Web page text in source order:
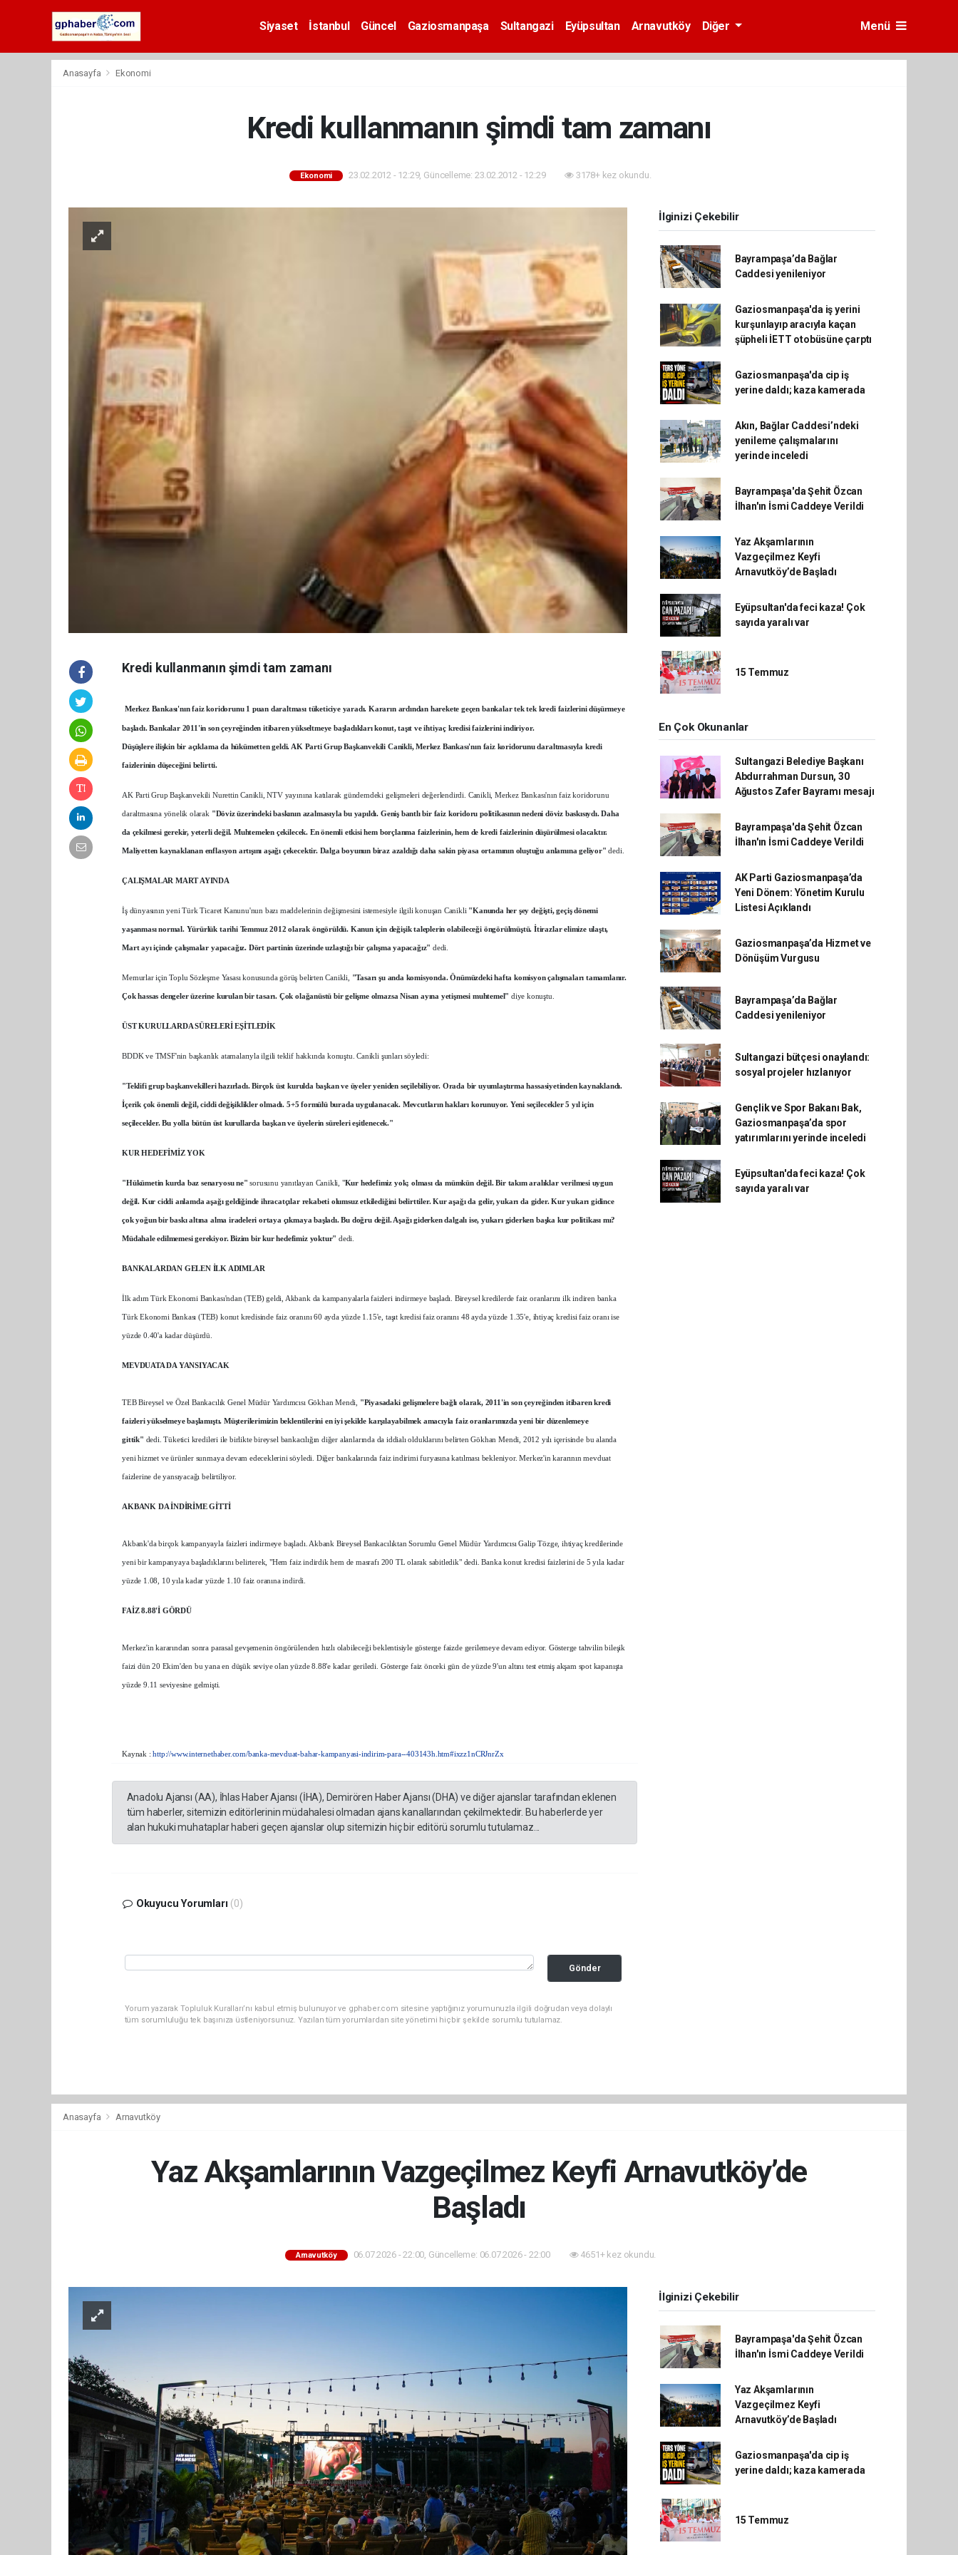
Siyaset İstanbul Güncel Gaziosmanpaşa Sultangazi Eyüpsultan Arnavutköy Diğer Menü
Anasayfa Ekonomi
Kredi kullanmanın şimdi tam zamanı
Ekonomi 23.02.2012 - 12:29, Güncelleme: 23.02.2012 - 12:29 3178+ kez okundu.
Kredi kullanmanın şimdi tam zamanı
Merkez Bankası'nın faiz koridorunu 1 puan daraltması tüketiciye yaradı. Kararın ardından harekete geçen bankalar tek tek kredi faizlerini düşürmeye
başladı. Bankalar 2011'in son çeyreğinden itibaren yükseltmeye başladıkları konut, taşıt ve ihtiyaç kredisi faizlerini indiriyor.
Düşüşlere ilişkin bir açıklama da hükümetten geldi. AK Parti Grup Başkanvekili Canikli, Merkez Bankası'nın faiz koridorunu daraltmasıyla kredi
faizlerinin düşeceğini belirtti.
AK Parti Grup Başkanvekili Nurettin Canikli, NTV yayınına katılarak gündemdeki gelişmeleri değerlendirdi. Canikli, Merkez Bankası'nın faiz koridorunu
daraltmasına yönelik olarak "Döviz üzerindeki baskının azalmasıyla bu yapıldı. Geniş bantlı bir faiz koridoru politikasının nedeni döviz baskısıydı. Daha
da çekilmesi gerekir, yeterli değil. Muhtemelen çekilecek. En önemli etkisi hem borçlanma faizlerinin, hem de kredi faizlerinin düşürülmesi olacaktır.
Maliyetten kaynaklanan enflasyon artışını aşağı çekecektir. Dalga boyunun biraz azaldığı daha sakin piyasa ortamının oluştuğu anlamına geliyor" dedi.
ÇALIŞMALAR MART AYINDA
İş dünyasının yeni Türk Ticaret Kanunu'nun bazı maddelerinin değişmesini istemesiyle ilgili konuşan Canikli "Kanunda her şey değişti, geçiş dönemi
yaşanması normal. Yürürlük tarihi Temmuz 2012 olarak öngörüldü. Kanun için değişik taleplerin olabileceği öngörülmüştü. İtirazlar elimize ulaştı,
Mart ayı içinde çalışmalar yapacağız. Dört partinin üzerinde uzlaştığı bir çalışma yapacağız"dedi.
Memurlar için Toplu Sözleşme Yasası konusunda görüş belirten Canikli, "Tasarı şu anda komisyonda. Önümüzdeki hafta komisyon çalışmaları tamamlanır.
Çok hassas dengeler üzerine kurulan bir tasarı. Çok olağanüstü bir gelişme olmazsa Nisan ayına yetişmesi muhtemel" diye konuştu.
ÜST KURULLARDA SÜRELERİ EŞİTLEDİK
BDDK ve TMSF'nin başkanlık atamalarıyla ilgili teklif hakkında konuştu. Canikli şunları söyledi:
"Teklifi grup başkanvekilleri hazırladı. Birçok üst kurulda başkan ve üyeler yeniden seçilebiliyor. Orada bir uyumlaştırma hassasiyetinden kaynaklandı.
İçerik çok önemli değil, ciddi değişiklikler olmadı. 5+5 formülü burada uygulanacak. Mevcutların hakları korunuyor. Yeni seçilecekler 5 yıl için
seçilecekler. Bu yolla bütün üst kurullarda başkan ve üyelerin süreleri eşitlenecek."
KUR HEDEFİMİZ YOK
"Hükümetin kurda baz senaryosu ne"sorusunu yanıtlayan Canikli, "Kur hedefimiz yok; olması da mümkün değil. Bir takım aralıklar verilmesi uygun
değil. Kur ciddi anlamda aşağı geldiğinde ihracatçılar rekabeti olumsuz etkilediğini belirttiler. Kur aşağı da gelir, yukarı da gider. Kur yukarı gidince
çok yoğun bir baskı altına alma iradeleri ortaya çıkmaya başladı. Bu doğru değil. Aşağı giderken dalgalı ise, yukarı giderken başka kur politikası mı?
Müdahale edilmemesi gerekiyor. Bizim bir kur hedefimiz yoktur" dedi.
BANKALARDAN GELEN İLK ADIMLAR
İlk adım Türk Ekonomi Bankası'ndan (TEB) geldi, Akbank da kampanyalarla faizleri indirmeye başladı. Bireysel kredilerde faiz oranlarını ilk indiren banka
Türk Ekonomi Bankası (TEB) konut kredisinde faiz oranını 60 ayda yüzde 1.15'e, taşıt kredisi faiz oranını 48 ayda yüzde 1.35'e, ihtiyaç kredisi faiz oranı ise
yüzde 0.40'a kadar düşürdü.
MEVDUATA DA YANSIYACAK
TEB Bireysel ve Özel Bankacılık Genel Müdür Yardımcısı Gökhan Mendi, "Piyasadaki gelişmelere bağlı olarak, 2011'in son çeyreğinden itibaren kredi
faizleri yükselmeye başlamıştı. Müşterilerimizin beklentilerini en iyi şekilde karşılayabilmek amacıyla faiz oranlarımızda yeni bir düzenlemeye
gittik" dedi. Tüketici kredileri ile birlikte bireysel bankacılığın diğer alanlarında da iddialı olduklarını belirten Gökhan Mendi, 2012 yılı içerisinde bu alanda
yeni hizmet ve ürünler sunmaya devam edeceklerini söyledi. Diğer bankalarında faiz indirimi furyasına katılması bekleniyor. Merkez'in kararının mevduat
faizlerine de yansıyacağı belirtiliyor.
AKBANK DA İNDİRİME GİTTİ
Akbank'da birçok kampanyayla faizleri indirmeye başladı. Akbank Bireysel Bankacılıktan Sorumlu Genel Müdür Yardımcısı Galip Tözge, ihtiyaç kredilerinde
yeni bir kampanyaya başladıklarını belirterek, "Hem faiz indirdik hem de masrafı 200 TL olarak sabitledik" dedi. Banka konut kredisi faizlerini de 5 yıla kadar
yüzde 1.08, 10 yıla kadar yüzde 1.10 faiz oranına indirdi.
FAİZ 8.88'İ GÖRDÜ
Merkez'in kararından sonra parasal gevşemenin öngörülenden hızlı olabileceği beklentisiyle gösterge faizde gerilemeye devam ediyor. Gösterge tahvilin bileşik
faizi dün 20 Ekim'den bu yana en düşük seviye olan yüzde 8.88'e kadar geriledi. Gösterge faiz önceki gün de yüzde 9'un altını test etmiş akşam spot kapanışta
yüzde 9.11 seviyesine gelmişti.
Kaynak :http://www.internethaber.com/banka-mevduat-bahar-kampanyasi-indirim-para--403143h.htm#ixzz1nCRJnrZx
Anadolu Ajansı (AA), İhlas Haber Ajansı (İHA), Demirören Haber Ajansı (DHA) ve diğer ajanslar tarafından eklenen
tüm haberler, sitemizin editörlerinin müdahalesi olmadan ajans kanallarından çekilmektedir. Bu haberlerde yer
alan hukuki muhataplar haberi geçen ajanslar olup sitemizin hiç bir editörü sorumlu tutulamaz...
Okuyucu Yorumları (0)
Gönder
Yorum yazarak Topluluk Kuralları’nı kabul etmiş bulunuyor ve gphaber.com sitesine yaptığınız yorumunuzla ilgili doğrudan veya dolaylı
tüm sorumluluğu tek başınıza üstleniyorsunuz. Yazılan tüm yorumlardan site yönetimi hiçbir şekilde sorumlu tutulamaz.
İlginizi Çekebilir
Bayrampaşa’da Bağlar
Caddesi yenileniyor
Gaziosmanpaşa'da iş yerini
kurşunlayıp aracıyla kaçan
şüpheli İETT otobüsüne çarptı
Gaziosmanpaşa'da cip iş
yerine daldı; kaza kamerada
Akın, Bağlar Caddesi’ndeki
yenileme çalışmalarını
yerinde inceledi
Bayrampaşa'da Şehit Özcan
İlhan'ın İsmi Caddeye Verildi
Yaz Akşamlarının
Vazgeçilmez Keyfi
Arnavutköy’de Başladı
Eyüpsultan'da feci kaza! Çok
sayıda yaralı var
15 Temmuz
En Çok Okunanlar
Sultangazi Belediye Başkanı
Abdurrahman Dursun, 30
Ağustos Zafer Bayramı mesajı
Bayrampaşa'da Şehit Özcan
İlhan'ın İsmi Caddeye Verildi
AK Parti Gaziosmanpaşa’da
Yeni Dönem: Yönetim Kurulu
Listesi Açıklandı
Gaziosmanpaşa’da Hizmet ve
Dönüşüm Vurgusu
Bayrampaşa’da Bağlar
Caddesi yenileniyor
Sultangazi bütçesi onaylandı:
sosyal projeler hızlanıyor
Gençlik ve Spor Bakanı Bak,
Gaziosmanpaşa’da spor
yatırımlarını yerinde inceledi
Eyüpsultan'da feci kaza! Çok
sayıda yaralı var
Anasayfa Arnavutköy
Yaz Akşamlarının Vazgeçilmez Keyfi Arnavutköy’de
Başladı
Arnavutköy 06.07.2026 - 22:00, Güncelleme: 06.07.2026 - 22:00 4651+ kez okundu.
İlginizi Çekebilir
Bayrampaşa'da Şehit Özcan
İlhan'ın İsmi Caddeye Verildi
Yaz Akşamlarının
Vazgeçilmez Keyfi
Arnavutköy’de Başladı
Gaziosmanpaşa'da cip iş
yerine daldı; kaza kamerada
15 Temmuz